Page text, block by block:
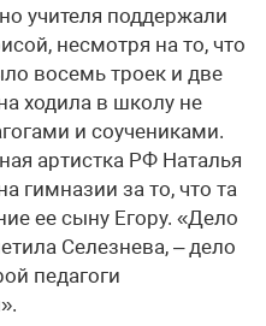
учителя поддержали
несмотря на то, что
восемь троек и две
ходила в школу не
и соучениками.
артистка РФ Наталья
гимназии за то, что та
ее сыну Егору. «Дело
Селезнева, – дело
педагоги